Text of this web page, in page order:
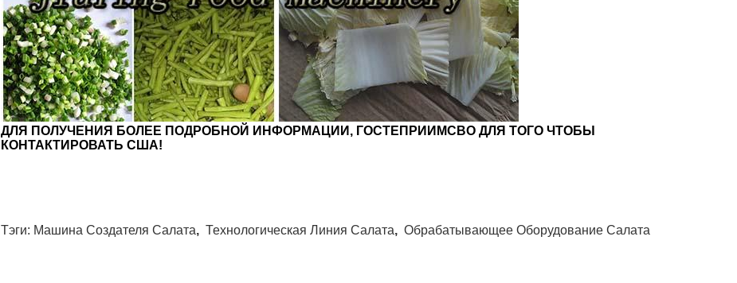
ДЛЯ ПОЛУЧЕНИЯ БОЛЕЕ ПОДРОБНОЙ ИНФОРМАЦИИ, ГОСТЕПРИИМСВО ДЛЯ ТОГО ЧТОБЫ
КОНТАКТИРОВАТЬ США!
Тэги: Машина Создателя Салата, Технологическая Линия Салата, Обрабатывающее Оборудование Салата